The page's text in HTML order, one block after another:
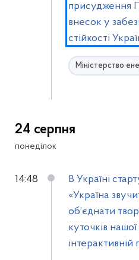
присудження
внесок у
стійкості
Міністерство
24 серпня
понеділок
14:48
В Україні
«Україна
об’єднати
куточків
інтерактивній